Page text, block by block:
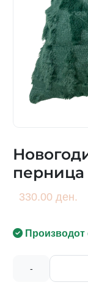
перница
330.00 ден.
Производот
-